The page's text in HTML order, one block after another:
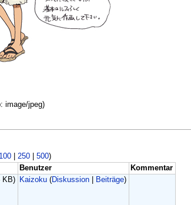
image/jpeg)
100| 250| 500)
Benutzer
Kommentar
KB) Kaizoku (Diskussion Beiträge)